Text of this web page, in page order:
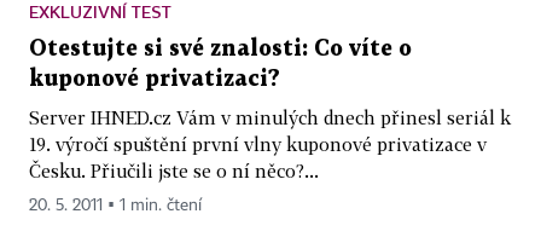
EXKLUZIVNÍ TEST
Otestujte si své znalosti: Co víte o
kuponové privatizaci?
Server IHNED.cz Vám v minulých dnech přinesl seriál k
19. výročí spuštění první vlny kuponové privatizace v
Česku. Přiučili jste se o ní něco?...
20. 5. 2011 ▪ 1 min. čtení